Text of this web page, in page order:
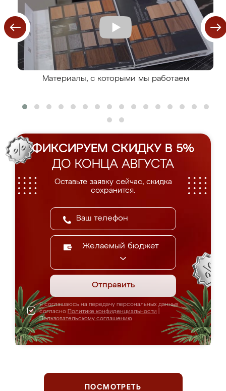
Материалы, с которыми мы работаем
ФИКСИРУЕМ СКИДКУ В 5%
ДО КОНЦА АВГУСТА
Оставьте заявку сейчас, скидка
сохранится.
Желаемый бюджет
Отправить
Я соглашаюсь на передачу персональных данных
согласно Политике конфиденциальности
Пользовательскому соглашению
ПОСМОТРЕТЬ